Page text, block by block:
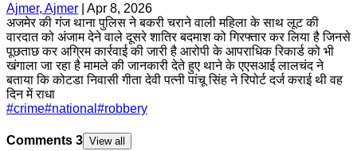
Ajmer, Ajmer
Apr 8, 2026
अजमेर की गंज थाना पुलिस ने बकरी चराने वाली महिला के साथ लूट की
वारदात को अंजाम देने वाले दूसरे शातिर बदमाश को गिरफ्तार कर लिया है जिनसे
पूछताछ कर अग्रिम कार्रवाई की जारी है आरोपी के आपराधिक रिकार्ड को भी
खंगाला जा रहा है मामले की जानकारी देते हुए थाने के एएसआई लालचंद ने
बताया कि कोटडा निवासी गीता देवी पत्नी पांचू सिंह ने रिपोर्ट दर्ज कराई थी वह
दिन में राधा
#crime#national #robbery
Comments 3 View all